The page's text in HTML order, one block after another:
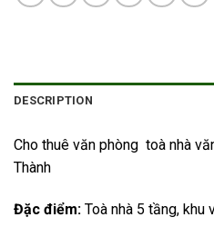
DESCRIPTION
Cho thuê văn phòng toà nhà
Thành
Đặc điểm: Toà nhà 5 tầng, khu